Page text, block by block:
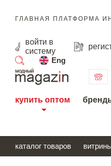
ГЛАВНАЯ ПЛАТФОРМА
войти в
систему
Eng
поиск
купить оптом
каталог товаров